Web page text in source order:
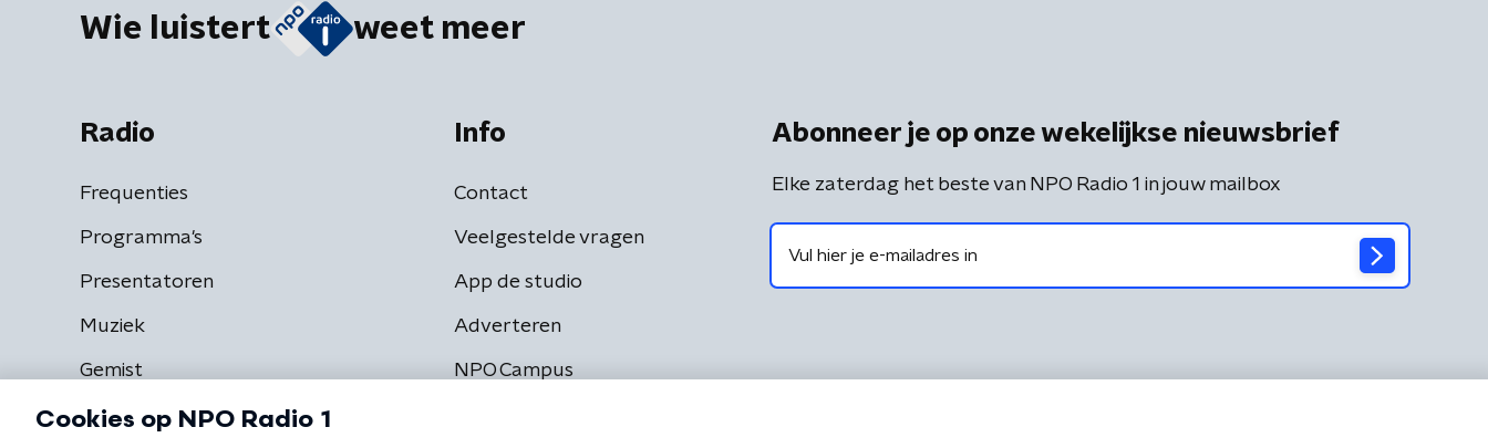
Wie luistert weet meer
Radio
Frequenties
Programma's
Presentatoren
Muziek
Gemist
Info
Contact
Veelgestelde vragen
App de studio
Adverteren
NPO Campus
Abonneer je op onze wekelijkse nieuwsbrief
Elke zaterdag het beste van NPO Radio 1 in jouw mailbox